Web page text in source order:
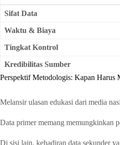
Sifat Data
Waktu & Biaya
Tingkat Kontrol
Kredibilitas Sumber
Perspektif Metodologis: Kapan Harus
Melansir ulasan edukasi dari media
Data primer memang memungkinkan
Di sisi lain, kehadiran data sekunder